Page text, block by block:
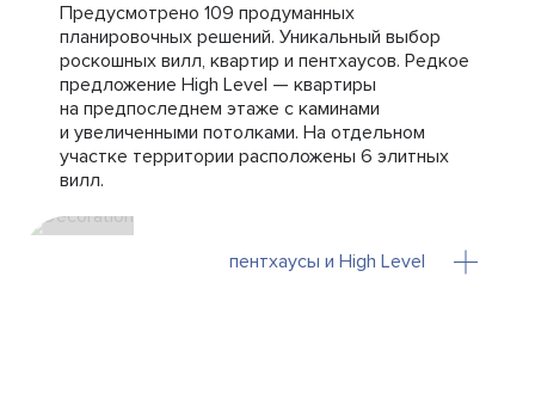
Предусмотрено 109 продуманных
планировочных решений. Уникальный выбор
роскошных вилл, квартир и пентхаусов. Редкое
предложение High Level — квартиры
на предпоследнем этаже с каминами
и увеличенными потолками. На отдельном
участке территории расположены 6 элитных
вилл.
пентхаусы и High Level